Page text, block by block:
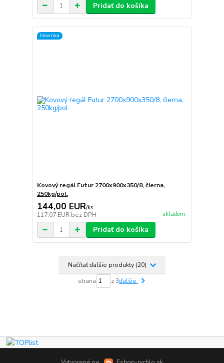
Pridať do košíka
Novinka
Kovový regál Futur 2700x900x350/8, čierna,
250kg/pol.
144,00 EUR/ks
117,07 EUR bez DPH skladom
Pridať do košíka
Načítať ďalšie produkty (20)
strana z 3ďalšie